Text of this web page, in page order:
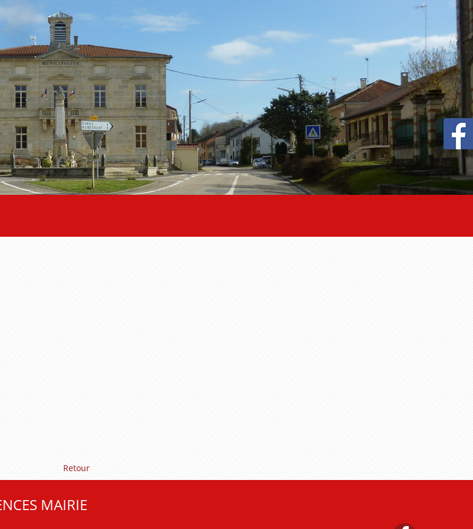
Retour
MAIRIE